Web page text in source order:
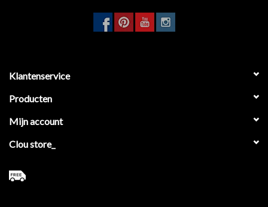
Klantenservice
Producten
Mijn account
Clou store_